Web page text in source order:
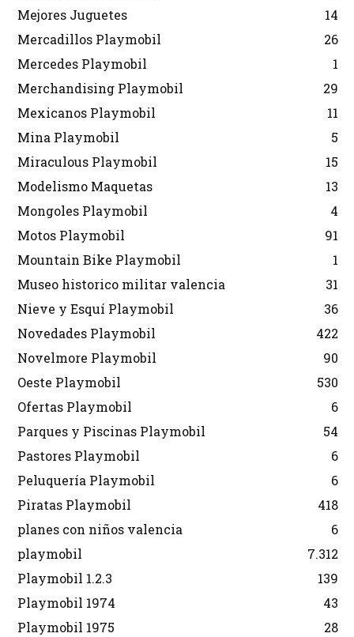
Mejores Juguetes
14
Mercadillos Playmobil
26
Mercedes Playmobil
1
Merchandising Playmobil
29
Mexicanos Playmobil
11
Mina Playmobil
5
Miraculous Playmobil
15
Modelismo Maquetas
13
Mongoles Playmobil
4
Motos Playmobil
91
Mountain Bike Playmobil
1
Museo historico militar valencia
31
Nieve y Esquí Playmobil
36
Novedades Playmobil
422
Novelmore Playmobil
90
Oeste Playmobil
530
Ofertas Playmobil
6
Parques y Piscinas Playmobil
54
Pastores Playmobil
6
Peluquería Playmobil
6
Piratas Playmobil
418
planes con niños valencia
6
playmobil
7.312
Playmobil 1.2.3
139
Playmobil 1974
43
Playmobil 1975
28